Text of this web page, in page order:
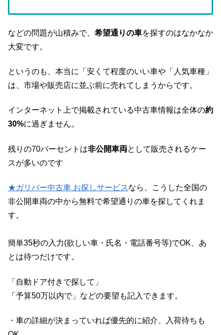
などの問題が山積みで、 希望通りの車を探すのはなかなか
大変です。
というのも、本当に「安くて程度のいい車や「人気車種」
は、市場や販売店に並ぶ前に売れてしまうからです。
インターネット上で掲載されている中古車情報は全体の約
30%に過ぎません。
残りの70パーセントは非公開車両として販売されるケー
スが多いのです
★ガリバー中古車 お探しサービスなら、こうした全国の
非公開車両の中から無料で希望通りの車を探してくれま
す。
簡単35秒の入力(欲しい車・氏名・電話番号等)でOK、あ
とは待つだけです。
「自動ドア付きで探して」
「予算50万以内で」などの要望も記入できます。
・車の詳細が決まっていれば優先的に紹介、入荷待ちも